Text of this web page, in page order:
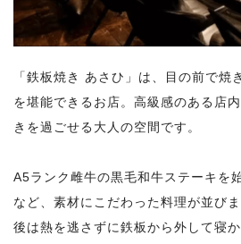
「鉄板焼き あさひ」は、目の前で焼
を堪能できるお店。高級感のある店
きを過ごせる大人の空間です。
A5ランク雌牛の黒毛和牛ステーキを
など、素材にこだわった料理が並び
後は熱を逃さずに鉄板から外して寝